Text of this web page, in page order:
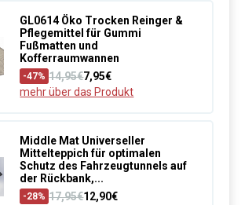
GL0614 Öko Trocken Reinger &
Pflegemittel für Gummi
Fußmatten und
Kofferraumwannen
-47% 14,95€7,95€
mehr über das Produkt
Middle Mat Universeller
Mittelteppich für optimalen
Schutz des Fahrzeugtunnels auf
der Rückbank,...
-28% 17,95€12,90€